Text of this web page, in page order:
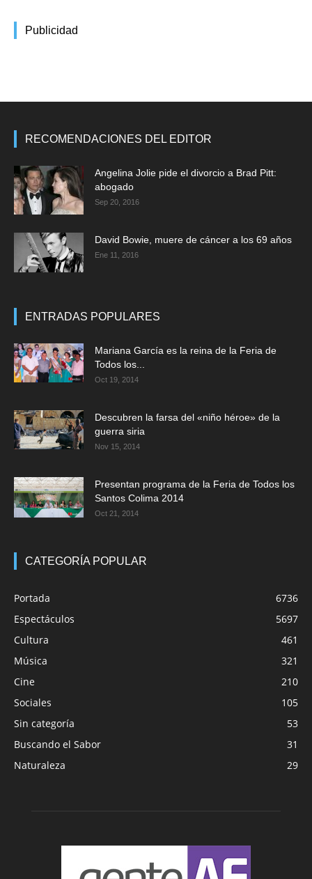
Publicidad
RECOMENDACIONES DEL EDITOR
Angelina Jolie pide el divorcio a Brad Pitt:
abogado
Sep 20, 2016
David Bowie, muere de cáncer a los 69 años
Ene 11, 2016
ENTRADAS POPULARES
Mariana García es la reina de la Feria de
Todos los...
Oct 19, 2014
Descubren la farsa del «niño héroe» de la
guerra siria
Nov 15, 2014
Presentan programa de la Feria de Todos los
Santos Colima 2014
Oct 21, 2014
CATEGORÍA POPULAR
Portada
6736
Espectáculos
5697
Cultura
461
Música
321
Cine
210
Sociales
105
Sin categoría
53
Buscando el Sabor
31
Naturaleza
29